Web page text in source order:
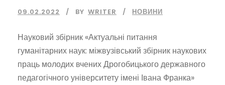
09.02.2022 BY WRITER НОВИНИ
Науковий збірник «Актуальні питання
гуманітарних наук: міжвузівський збірник наукових
праць молодих вчених Дрогобицького державного
педагогічного університету імені Івана Франка»